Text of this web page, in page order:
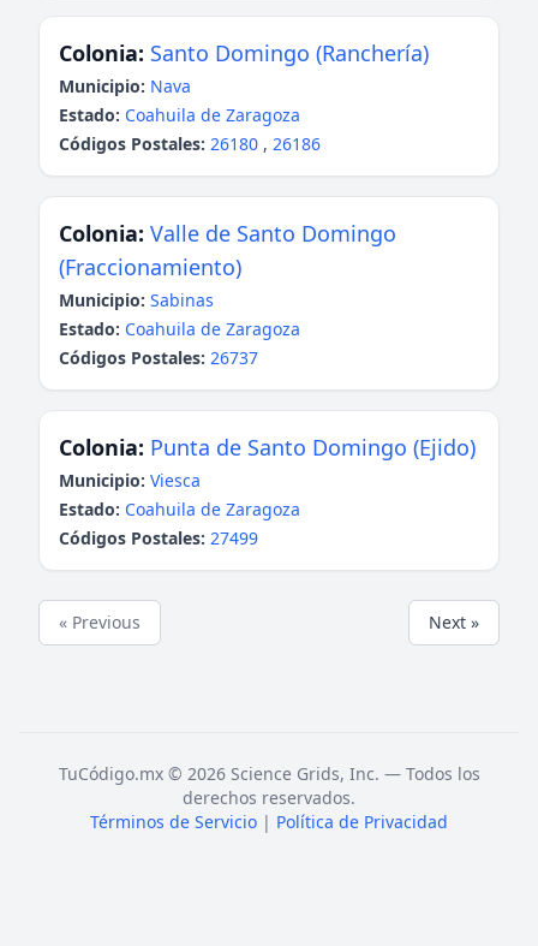
Colonia: Santo Domingo (Ranchería)
Municipio: Nava
Estado: Coahuila de Zaragoza
Códigos Postales: 26180 , 26186
Colonia: Valle de Santo Domingo
(Fraccionamiento)
Municipio: Sabinas
Estado: Coahuila de Zaragoza
Códigos Postales: 26737
Colonia: Punta de Santo Domingo (Ejido)
Municipio: Viesca
Estado: Coahuila de Zaragoza
Códigos Postales: 27499
« Previous Next »
TuCódigo.mx © 2026 Science Grids, Inc. — Todos los
derechos reservados.
Términos de Servicio | Política de Privacidad